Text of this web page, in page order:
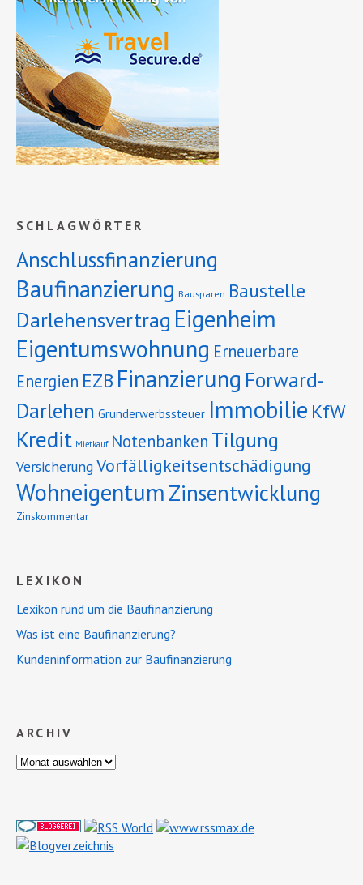
SCHLAGWÖRTER
Anschlussfinanzierung
Baufinanzierung Bausparen Baustelle
Darlehensvertrag Eigenheim
Eigentumswohnung Erneuerbare
Energien EZB Finanzierung Forward-
Darlehen Grunderwerbssteuer Immobilie KfW
Kredit Mietkauf Notenbanken Tilgung
VersicherungVorfälligkeitsentschädigung
Wohneigentum Zinsentwicklung
Zinskommentar
LEXIKON
Lexikon rund um die Baufinanzierung
Was ist eine Baufinanzierung?
Kundeninformation zur Baufinanzierung
ARCHIV